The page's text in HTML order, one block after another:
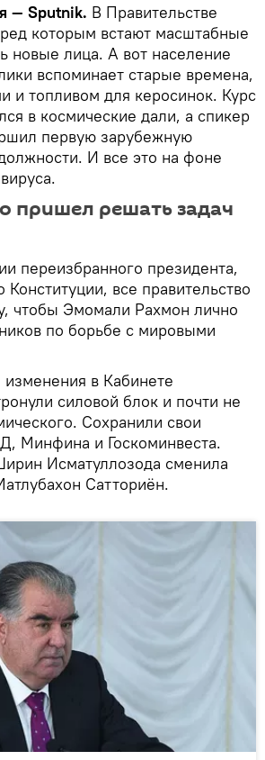
— Sputnik. В Правительстве
которым встают масштабные
новые лица. А вот население
вспоминает старые времена,
и топливом для керосинок. Курс
в космические дали, а спикер
первую зарубежную
И все это на фоне
пришел решать задач
переизбранного президента,
Конституции, все правительство
чтобы Эмомали Рахмон лично
по борьбе с мировыми
в Кабинете
силовой блок и почти не
Сохранили свои
Минфина и Госкоминвеста.
Исматуллозода сменила
Сатториён.